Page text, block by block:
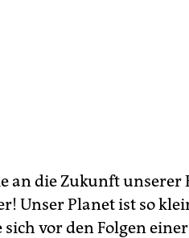
an die Zukunft
Unser Planet ist so
vor den Folgen